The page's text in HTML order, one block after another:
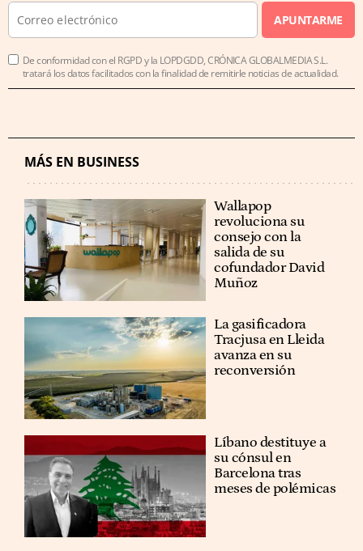
APUNTARME
De conformidad con el RGPD y la LOPDGDD, CRÓNICA GLOBALMEDIA S.L.
tratará los datos facilitados con la finalidad de remitirle noticias de actualidad.
MÁS EN BUSINESS
Wallapop
revoluciona su
consejo con la
salida de su
cofundador David
Muñoz
La gasificadora
Tracjusa en Lleida
avanza en su
reconversión
Líbano destituye a
su cónsul en
Barcelona tras
meses de polémicas